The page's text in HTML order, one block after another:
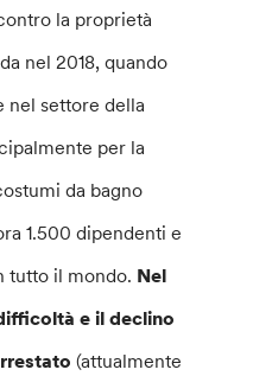
la proprietà
nel 2018, quando
nel settore della
per la
da bagno
1.500 dipendenti e
tutto il mondo. Nel
e il declino
(attualmente